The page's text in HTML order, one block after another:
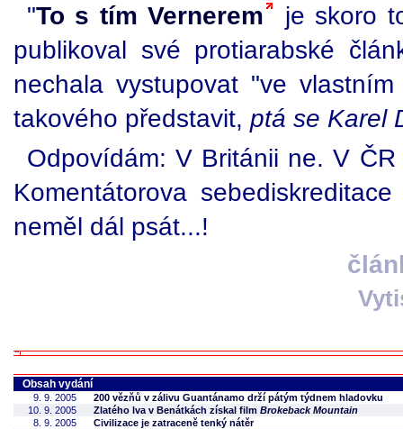
"To s tím Vernerem
je skoro
publikoval své protiarabské
nechala vystupovat "ve
takového představit, ptá se Karel
Odpovídám: V Británii ne. V
Komentátorova
neměl dál psát...!
Obsah vydání
9. 9. 2005
200 vězňů v zálivu Guantánamo drží pátým týdnem hladovku
10. 9. 2005
Zlatého lva v Benátkách získal film Brokeback Mountain
8. 9. 2005
Civilizace je zatraceně tenký nátěr